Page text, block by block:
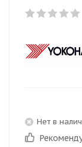
Нет в